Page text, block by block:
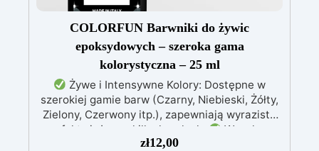
COLORFUN Barwniki do żywic
epoksydowych – szeroka gama
kolorystyczna – 25 ml
Żywe i Intensywne Kolory: Dostępne w
szerokiej gamie barw (Czarny, Niebieski, Żółty,
Zielony, Czerwony itp.), zapewniają wyraziste
efekty już przy kilku kroplach.
Wysoka
Koncentracja: Możliwość regulacji
zł12,00